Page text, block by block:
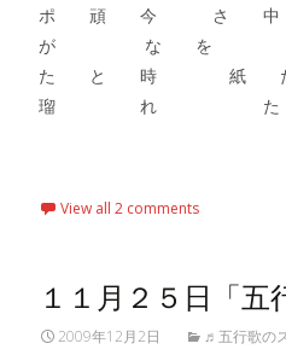
ポ 頑 今 さ
が な を
た と 時
瑠 れ た
View all 2 comments
１１月２５日「五
2009年12月2日 ♬五行歌の